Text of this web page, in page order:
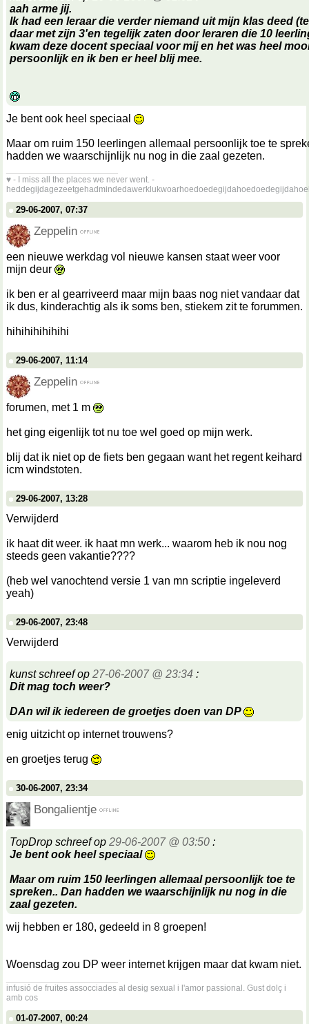
aah arme jij.
Ik had een leraar die verder niemand uit mijn klas deed
daar met zijn 3'en tegelijk zaten door leraren die 10
kwam deze docent speciaal voor mij en het was heel
persoonlijk en ik ben er heel blij mee.
Je bent ook heel speciaal
Maar om ruim 150 leerlingen allemaal persoonlijk toe te
hadden we waarschijnlijk nu nog in die zaal gezeten.
♥ - I miss all the places we never went. -
29-06-2007, 07:37
Zeppelin
een nieuwe werkdag vol nieuwe kansen staat weer voor
mijn deur
ik ben er al gearriveerd maar mijn baas nog niet vandaar dat
ik dus, kinderachtig als ik soms ben, stiekem zit te forummen.
hihihihihihihi
29-06-2007, 11:14
Zeppelin
forumen, met 1 m
het ging eigenlijk tot nu toe wel goed op mijn werk.
blij dat ik niet op de fiets ben gegaan want het regent keihard
icm windstoten.
29-06-2007, 13:28
Verwijderd
ik haat dit weer. ik haat mn werk... waarom heb ik nou nog
steeds geen vakantie????
(heb wel vanochtend versie 1 van mn scriptie ingeleverd
yeah)
29-06-2007, 23:48
Verwijderd
kunst schreef op 27-06-2007 @ 23:34 :
Dit mag toch weer?
DAn wil ik iedereen de groetjes doen van DP
enig uitzicht op internet trouwens?
en groetjes terug
30-06-2007, 23:34
Bongalientje
TopDrop schreef op 29-06-2007 @ 03:50 :
Je bent ook heel speciaal
Maar om ruim 150 leerlingen allemaal persoonlijk toe te
spreken.. Dan hadden we waarschijnlijk nu nog in die
zaal gezeten.
wij hebben er 180, gedeeld in 8 groepen!
Woensdag zou DP weer internet krijgen maar dat kwam niet.
infusió de fruites assocciades al desig sexual i l'amor passional. Gust dolç i
amb cos
01-07-2007, 00:24